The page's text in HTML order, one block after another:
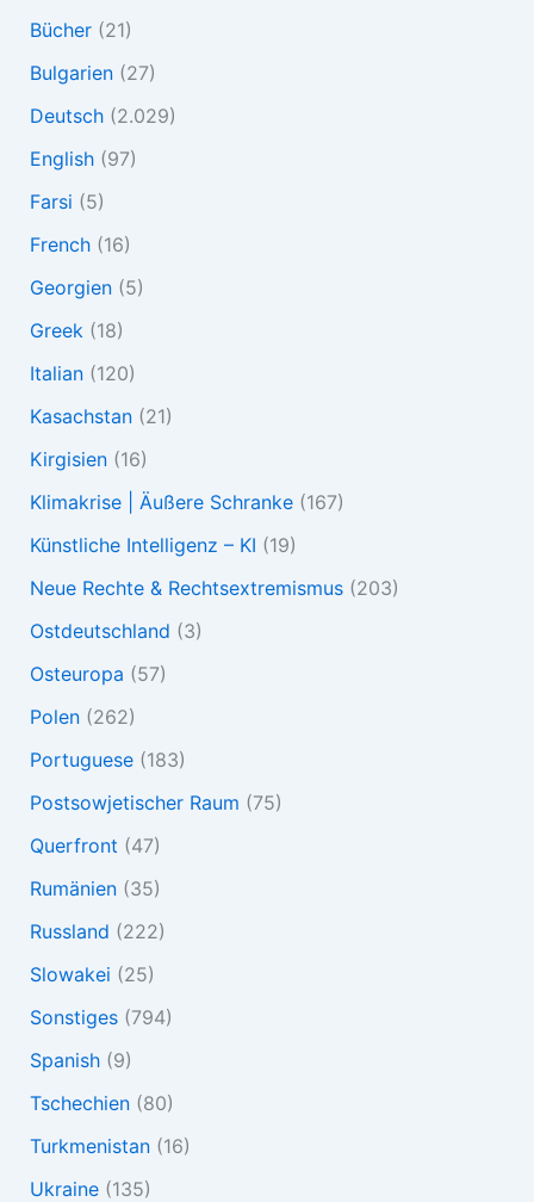
Bücher(21)
Bulgarien(27)
Deutsch(2.029)
English(97)
Farsi (5)
French(16)
Georgien(5)
Greek (18)
Italian(120)
Kasachstan(21)
Kirgisien(16)
Klimakrise | Äußere Schranke(167)
Künstliche Intelligenz – KI (19)
Neue Rechte & Rechtsextremismus(203)
Ostdeutschland (3)
Osteuropa (57)
Polen(262)
Portuguese(183)
Postsowjetischer Raum (75)
Querfront (47)
Rumänien(35)
Russland (222)
Slowakei (25)
Sonstiges(794)
Spanish(9)
Tschechien(80)
Turkmenistan(16)
Ukraine(135)